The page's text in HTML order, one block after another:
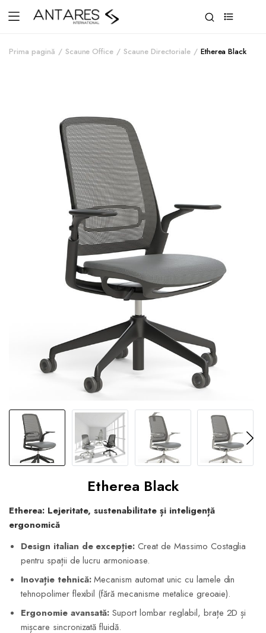
Prima pagină Scaune Office Scaune Directoriale Etherea Black
Etherea Black
Etherea: Lejeritate, sustenabilitate și inteligență
ergonomică
Design italian de excepție: Creat de Massimo Costaglia
pentru spații de lucru armonioase.
Inovație tehnică:Mecanism automat unic cu lamele din
tehnopolimer flexibil (fără mecanisme metalice greoaie).
Ergonomie avansată: Suport lombar reglabil, brațe 2D și
mișcare sincronizată fluidă.